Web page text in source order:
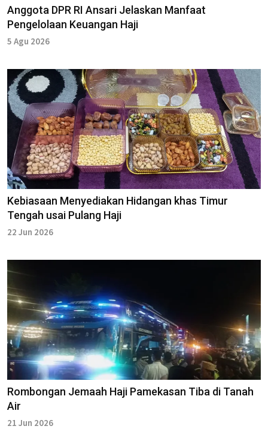
Anggota DPR RI Ansari Jelaskan Manfaat
Pengelolaan Keuangan Haji
5 Agu 2026
Kebiasaan Menyediakan Hidangan khas Timur
Tengah usai Pulang Haji
22 Jun 2026
Rombongan Jemaah Haji Pamekasan Tiba di Tanah
Air
21 Jun 2026